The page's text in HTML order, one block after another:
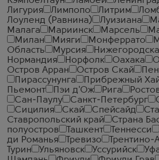
Лигурия
Лимпопо Литрим
Лоуленд (Равнина)
Луизиана
Малага
Мариинск Марсель
Милан
Мияги Монферрато
Область
Мурсия
Нормандия
Норфолк Оахака
Остров Арран
Остров Скай
Пирассунунга
Прибрежный
Пьемонт
Пэи д'Ож Рига
Сан-Паулу
Санкт-Петербург
Сицилия
Скай Спейсайд
Ставропольский край
Страна
полуостров
Ташкент Теннесси
ди Романья
Тревизо
Турин
Ульяновск Уссурийск